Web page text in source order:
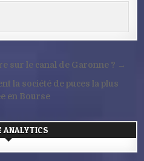
sur le canal de Garonne ? →
la société de puces la plus
en Bourse
ANALYTICS